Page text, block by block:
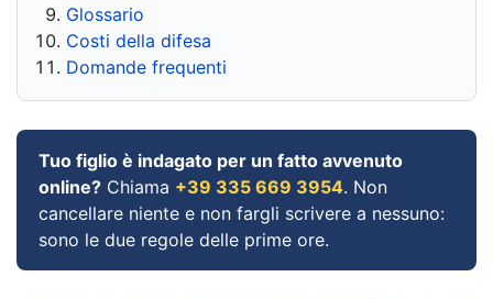
Glossario
Costi della difesa
Domande frequenti
Tuo figlio è indagato per un fatto avvenuto
online? Chiama +39 335 669 3954. Non
cancellare niente e non fargli scrivere a nessuno:
sono le due regole delle prime ore.